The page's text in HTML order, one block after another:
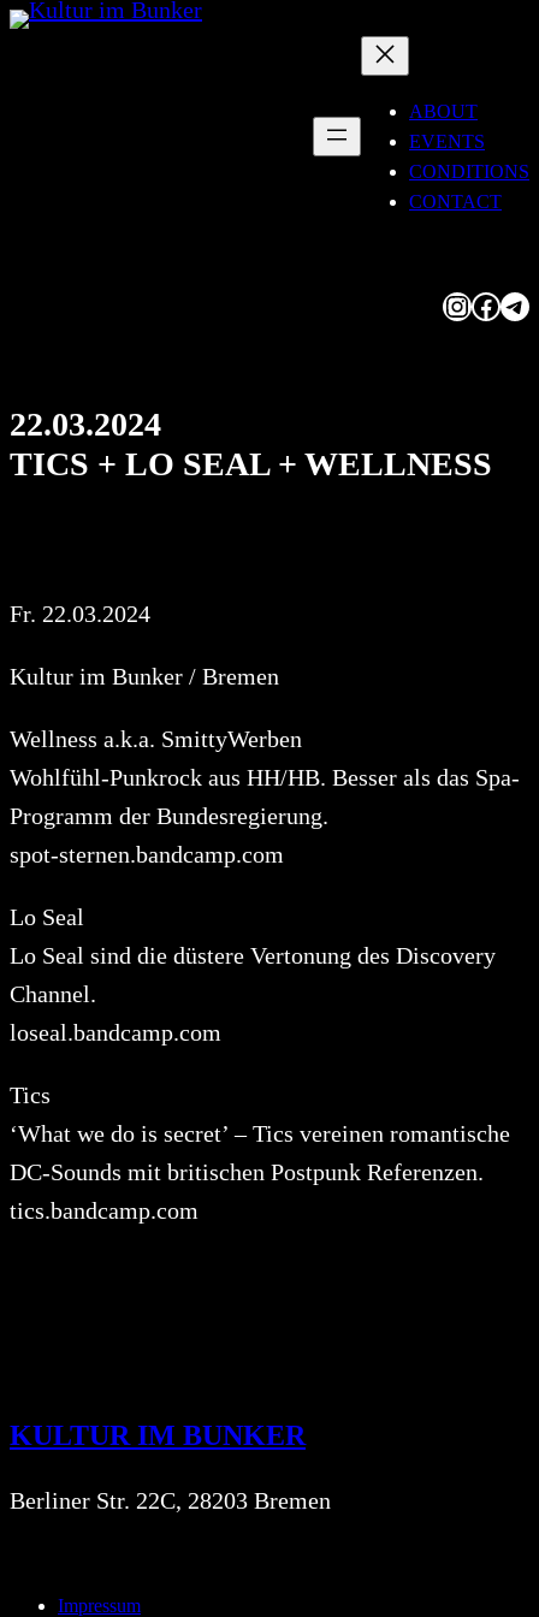
Skip
ABOUT
EVENTS
CONDITIONS
CONTACT
InstagramFacebook Telegram
22.03.2024
TICS + LO SEAL + WELLNESS
Fr. 22.03.2024
Kultur im Bunker / Bremen
Wellness a.k.a. SmittyWerben
Wohlfühl-Punkrock aus HH/HB. Besser als das Spa-
Programm der Bundesregierung.
spot-sternen.bandcamp.com
Lo Seal
Lo Seal sind die düstere Vertonung des Discovery
Channel.
loseal.bandcamp.com
Tics
‘What we do is secret’ – Tics vereinen romantische
DC-Sounds mit britischen Postpunk Referenzen.
tics.bandcamp.com
KULTUR IM BUNKER
Berliner Str. 22C, 28203 Bremen
Impressum